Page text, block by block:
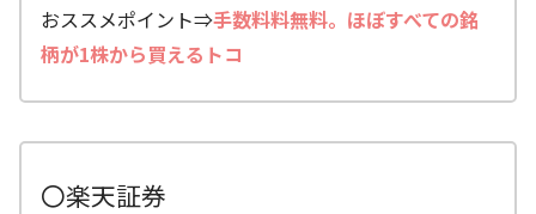
おススメポイント⇒手数料料無料。ほぼすべての銘
柄が1株から買えるトコ
〇楽天証券